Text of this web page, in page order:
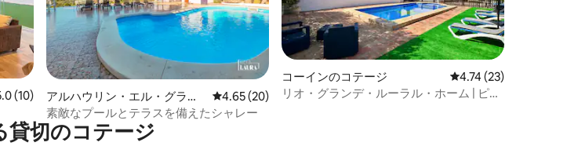
ュー10件、5つ星中5.0つ星の平均評価
(10)
アルハウリン・エル・グラン
デのコテージ
レビュー20件、5つ星中4.65つ星の平均評価
4.65 (20)
素敵なプールとテラスを備えたシャレー
コーインのコテージ レビュー23件、5つ
4.74 (23)
リオ・グランデ・ルーラル・ホーム | ピー
貸切のコテージ